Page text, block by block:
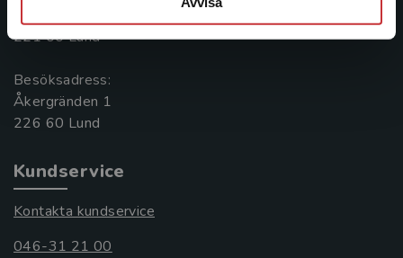
221 00 Lund
Besöksadress:
Åkergränden 1
Kundservice
Kontakta kundservice
046-31 21 00